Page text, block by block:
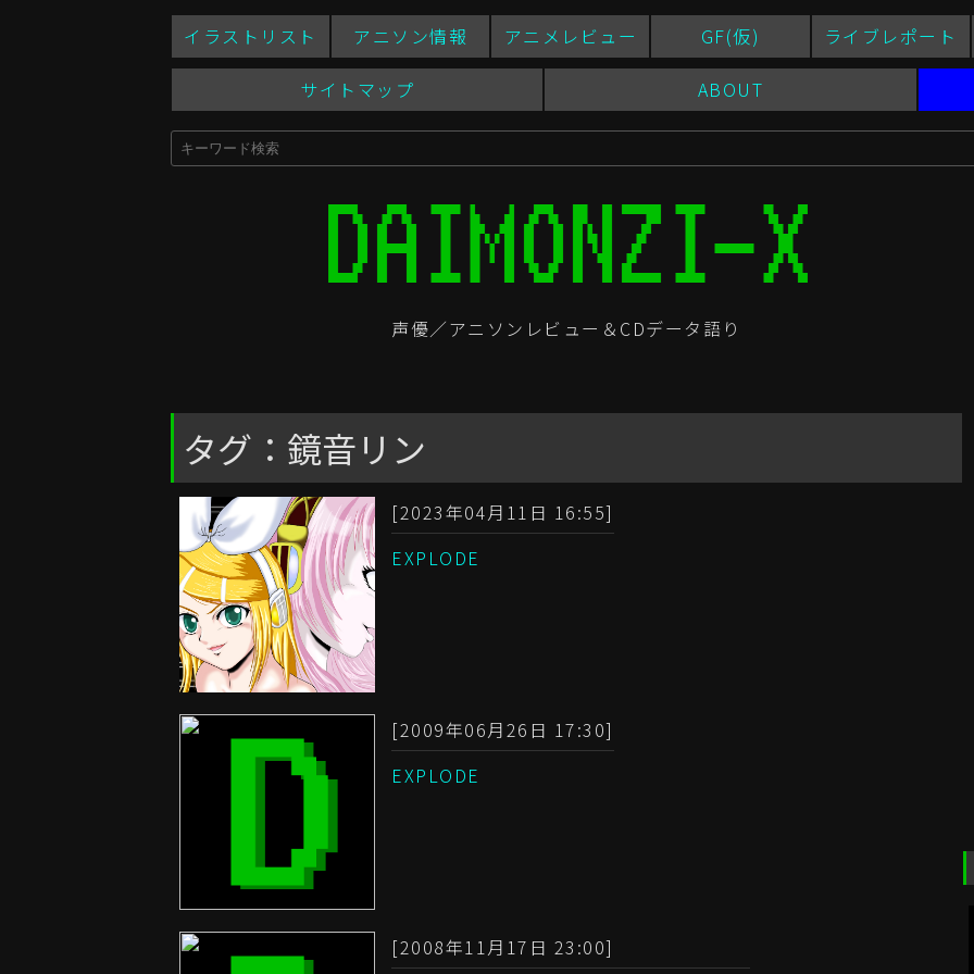
イラストリスト アニソン情報 アニメレビュー GF(仮) ライブレポート
サイトマップ ABOUT
声優／アニソンレビュー＆CDデータ語り
タグ：鏡音リン
[2023年04月11日 16:55]
EXPLODE
[2009年06月26日 17:30]
EXPLODE
[2008年11月17日 23:00]